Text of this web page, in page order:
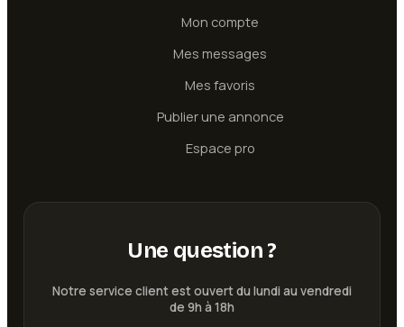
Mon compte
Mes messages
Mes favoris
Publier une annonce
Espace pro
Une question ?
Notre service client est ouvert du lundi au vendredi
de 9h à 18h